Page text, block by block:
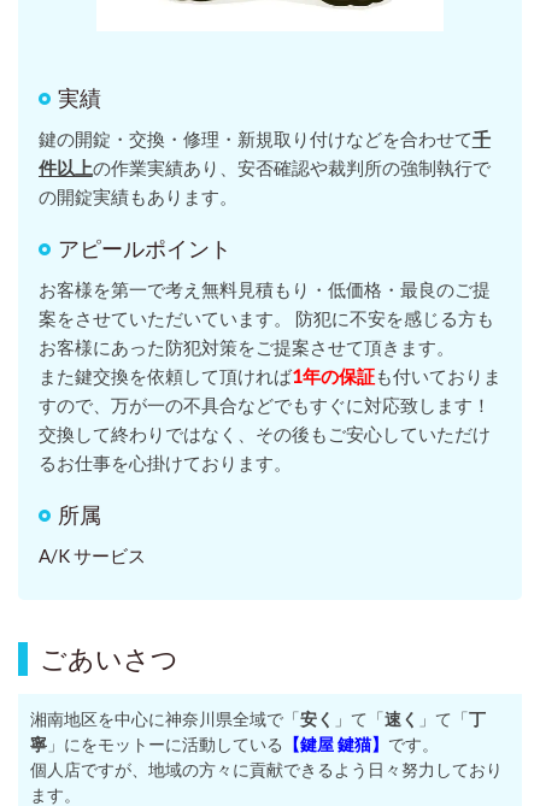
実績
鍵の開錠・交換・修理・新規取り付けなどを合わせて千
件以上の作業実績あり、安否確認や裁判所の強制執行で
の開錠実績もあります。
アピールポイント
お客様を第一で考え無料見積もり・低価格・最良のご提
案をさせていただいています。 防犯に不安を感じる方も
お客様にあった防犯対策をご提案させて頂きます。
また鍵交換を依頼して頂ければ1年の保証も付いておりま
すので、万が一の不具合などでもすぐに対応致します！
交換して終わりではなく、その後もご安心していただけ
るお仕事を心掛けております。
所属
A/K サービス
ごあいさつ
湘南地区を中心に神奈川県全域で「安く 」て「速く 」て「丁
寧 」にをモットーに活動している 【鍵屋 鍵猫】 です。
個人店ですが、地域の方々に貢献できるよう日々努力しており
ます。